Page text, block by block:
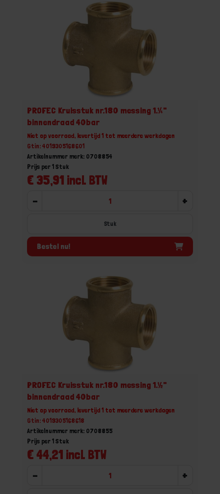
PROFEC Kruisstuk nr.180 messing 1.¼"
binnendraad 40bar
Niet op voorraad, levertijd 1 tot meerdere werkdagen
Gtin: 4019305168601
Artikelnummer merk: 0708854
€ 35,91 incl. BTW
Prijs per 1 Stuk
- +
Stuk
Bestel nu!
PROFEC Kruisstuk nr.180 messing 1.½"
binnendraad 40bar
Niet op voorraad, levertijd 1 tot meerdere werkdagen
Gtin: 4019305168618
Artikelnummer merk: 0708855
€ 44,21 incl. BTW
Prijs per 1 Stuk
- +